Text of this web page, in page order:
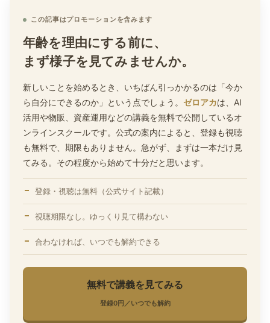
この記事はプロモーションを含みます
年齢を理由にする前に、
まず様子を見てみませんか。
新しいことを始めるとき、いちばん引っかかるのは「今か
ら自分にできるのか」という点でしょう。 ゼロアカは、AI
活用や物販、資産運用などの講義を無料で公開しているオ
ンラインスクールです。公式の案内によると、登録も視聴
も無料で、期限もありません。急がず、まずは一本だけ見
てみる。その程度から始めて十分だと思います。
登録・視聴は無料（公式サイト記載）
視聴期限なし。ゆっくり見て構わない
合わなければ、いつでも解約できる
無料で講義を見てみる
登録0円／いつでも解約